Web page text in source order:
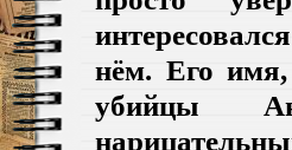
нём. Его имя,
убийцы